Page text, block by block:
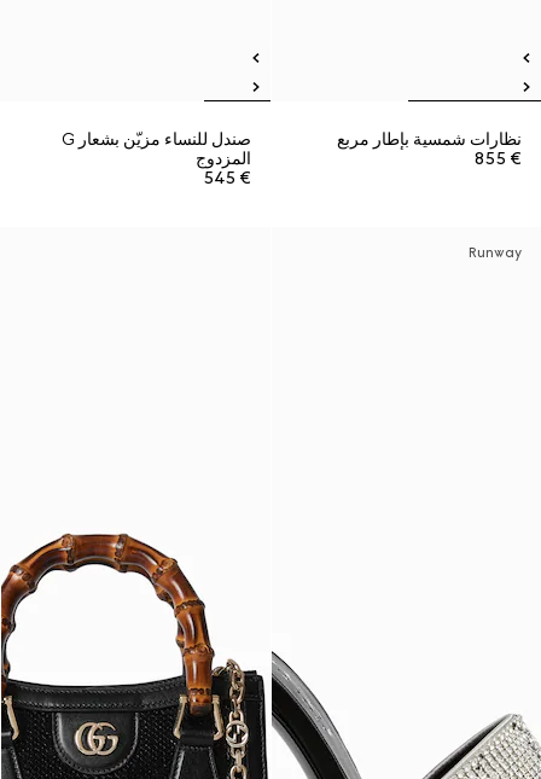
نظارات شمسية بإطار مربع
€ 855
صندل للنساء مزيّن بشعار G
المزدوج
€ 545
Runway